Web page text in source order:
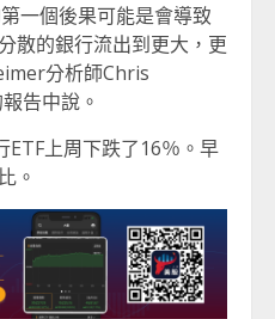
一個後果可能是會導致
散的銀行流出到更大，更
分析師Chris
告中說。
ETF上周下跌了16％。早
。